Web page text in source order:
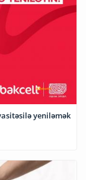
yeniləmək